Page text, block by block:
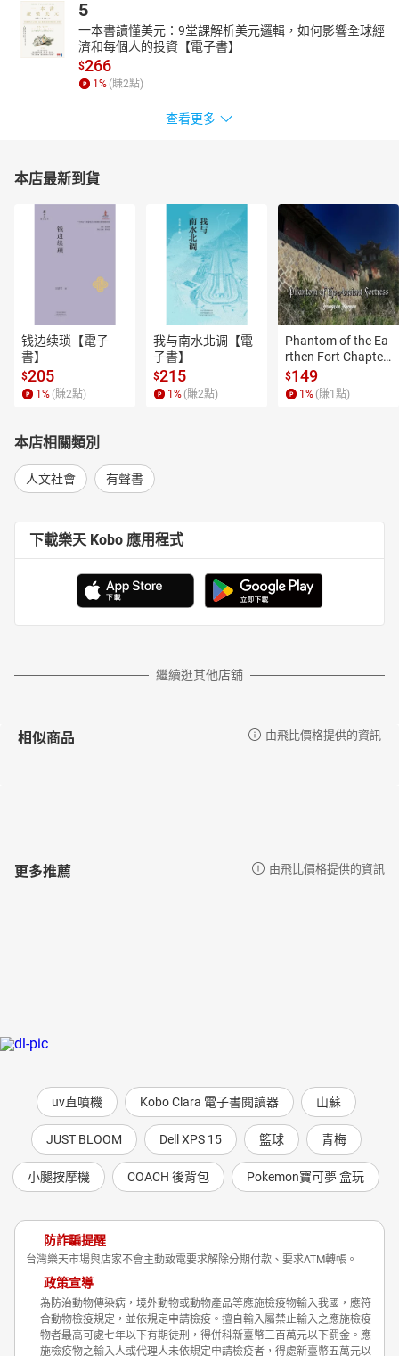
5
一本書讀懂美元：9堂課解析美元邏輯，如何影響全球經
濟和每個人的投資【電子書】
$266
1% (賺2點)
查看更多
本店最新到貨
钱边续琐【電子
書】
$205
1 % (賺2點)
我与南水北调【電
子書】
$215
1 % (賺2點)
Phantom of the Ea
rthen Fort Chapter
4【有聲書】
$149
1 % (賺1 點)
本店相關類別
人文社會 有聲書
下載樂天 Kobo 應用程式
繼續逛其他店舖
相似商品 由飛比價格提供的資訊
更多推薦 由飛比價格提供的資訊
uv直噴機 Kobo Clara 電子書閱讀器 山蘇
JUST BLOOM Dell XPS 15 籃球 青梅
小腿按摩機 COACH 後背包 Pokemon寶可夢 盒玩
防詐騙提醒
台灣樂天市場與店家不會主動致電要求解除分期付款、要求ATM轉帳。
政策宣導
為防治動物傳染病，境外動物或動物產品等應施檢疫物輸入我國，應符
合動物檢疫規定，並依規定申請檢疫。擅自輸入屬禁止輸入之應施檢疫
物者最高可處七年以下有期徒刑，得併科新臺幣三百萬元以下罰金。應
施檢疫物之輸入人或代理人未依規定申請檢疫者，得處新臺幣五萬元以